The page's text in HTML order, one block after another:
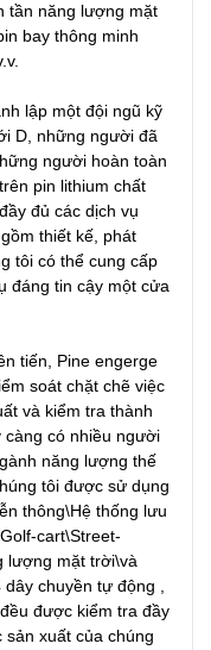
tần năng lượng mặt
bay thông minh
lập một đội ngũ kỹ
D, những người đã
người hoàn toàn
pin lithium chất
đủ các dịch vụ
thiết kế, phát
tôi có thể cung cấp
đáng tin cậy một cửa
tiến, Pine engerge
soát chặt chẽ việc
và kiểm tra thành
càng có nhiều người
năng lượng thế
tôi được sử dụng
thông\Hệ thống lưu
cart\Street-
lượng mặt trời\và
chuyền tự động ,
được kiểm tra đầy
xuất của chúng